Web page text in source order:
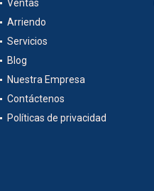
Ventas
Arriendo
Servicios
Blog
Nuestra Empresa
Contáctenos
Políticas de privacidad